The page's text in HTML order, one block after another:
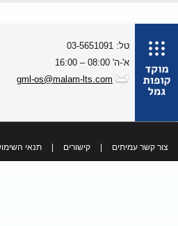
טל: 03-5651091
א'-ה' 08:00 – 16:00
gml-os@malam-lts.com
צור קשר עמיתים קישורים תנאי השימוש